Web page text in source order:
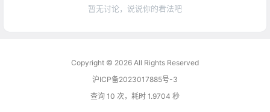
暂无讨论，说说你的看法吧
Copyright © 2026 All Rights Reserved
沪ICP备2023017885号-3
查询 10 次，耗时 1.9704 秒